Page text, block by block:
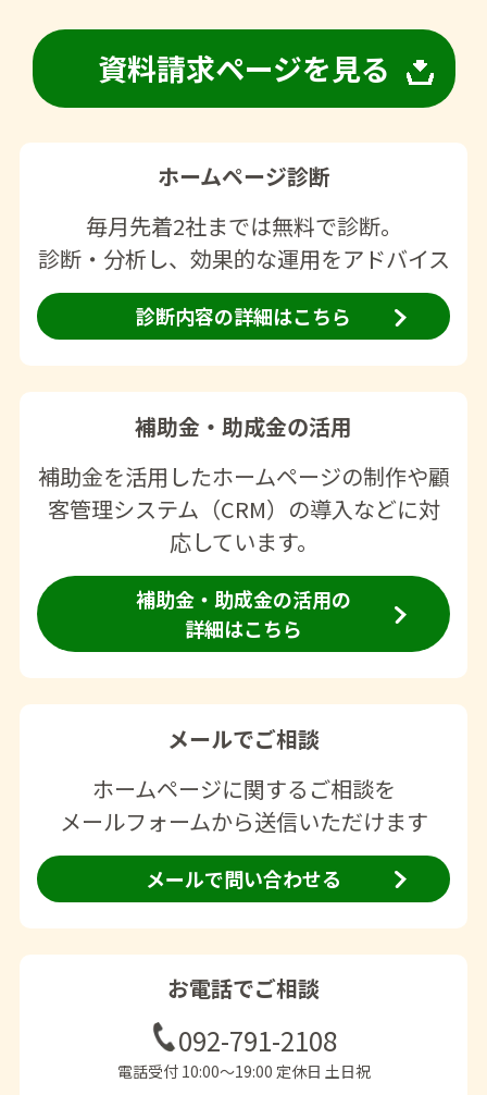
資料請求ページを見る
ホームページ診断
毎月先着2社までは無料で診断。
診断・分析し、効果的な運用をアドバイス
診断内容の詳細はこちら
補助金・助成金の活用
補助金を活用したホームページの制作や顧
客管理システム（CRM）の導入などに対
応しています。
補助金・助成金の活用の
詳細はこちら
メールでご相談
ホームページに関するご相談を
メールフォームから送信いただけます
メールで問い合わせる
お電話でご相談
092-791-2108
電話受付 10:00〜19:00 定休日 土日祝